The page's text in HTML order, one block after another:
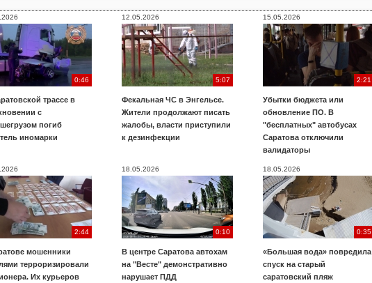
0:46
трассе в
с
погиб
иномарки
12.05.2026
5:07
Фекальная ЧС в Энгельсе.
Жители продолжают писать
жалобы, власти приступили
к дезинфекции
15.05.2026
2:21
Убытки бюджета или
обновление ПО. В
"бесплатных" автобусах
Саратова отключили
валидаторы
2:44
мошенники
терроризировали
Их курьеров
18.05.2026
0:10
В центре Саратова автохам
на "Весте" демонстративно
нарушает ПДД
18.05.2026
0:35
«Большая вода» повредила
спуск на старый
саратовский пляж